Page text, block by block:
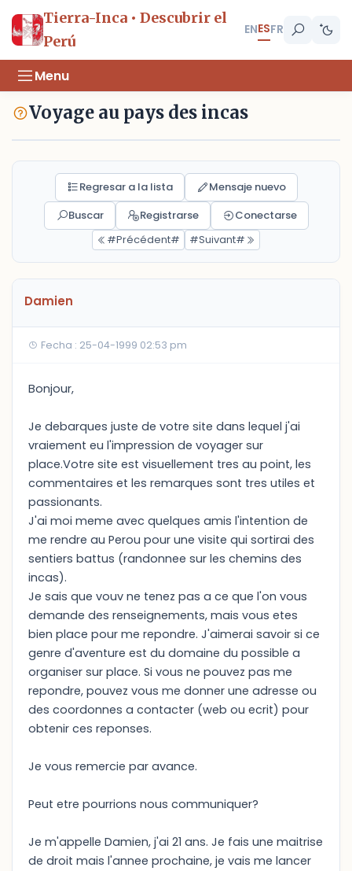
Tierra-Inca • Descubrir el
Perú
ENESFR
Menu
Voyage au pays des incas
Regresar a la lista
Mensaje nuevo
Buscar
Registrarse
Conectarse
#Précédent#
#Suivant#
Damien
Fecha : 25-04-1999 02:53 pm
Bonjour,
Je debarques juste de votre site dans lequel j'ai
vraiement eu l'impression de voyager sur
place.Votre site est visuellement tres au point, les
commentaires et les remarques sont tres utiles et
passionants.
J'ai moi meme avec quelques amis l'intention de
me rendre au Perou pour une visite qui sortirai des
sentiers battus (randonnee sur les chemins des
incas).
Je sais que vouv ne tenez pas a ce que l'on vous
demande des renseignements, mais vous etes
bien place pour me repondre. J'aimerai savoir si ce
genre d'aventure est du domaine du possible a
organiser sur place. Si vous ne pouvez pas me
repondre, pouvez vous me donner une adresse ou
des coordonnes a contacter (web ou ecrit) pour
obtenir ces reponses.
Je vous remercie par avance.
Peut etre pourrions nous communiquer?
Je m'appelle Damien, j'ai 21 ans. Je fais une maitrise
de droit mais l'annee prochaine, je vais me lancer